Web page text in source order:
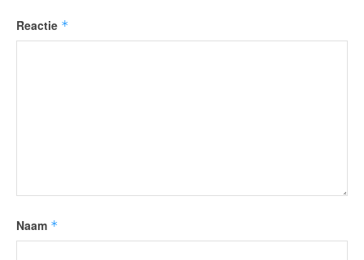
Reactie *
Naam *